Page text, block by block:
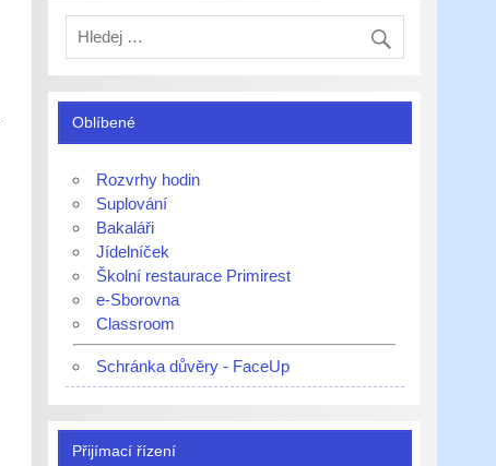
Oblíbené
Rozvrhy hodin
Suplování
Bakaláři
Jídelníček
Školní restaurace Primirest
e-Sborovna
Classroom
Schránka důvěry - FaceUp
Přijímací řízení